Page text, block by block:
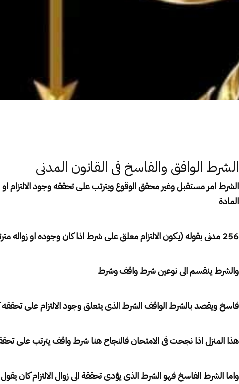
الشرط الوافق والفاسخ فى القانون المدنى
الشرط امر مستقبل وغير محقق الوقوع ويترتب على تحققه وجود الالتزام
المادة
256 مدنى بقوله (يكون الالتزام معلق على شرط اذا كان وجوده او زواله مترتبا على امر غير محقق الوقوع )
والشرط ينقسم الى نوعين شرط واقف وشرط
فاسخ ويقصد بالشرط الواقف الشرط الذى يتعلق وجود الالتزام على
هذا المنزل اذا نجحت فى الامتحان فالنجاح هنا شرط واقف يترتب على
واما الشرط الفاسخ فهو الشرط الذى يؤدى تحققة الى زوال الالتزام